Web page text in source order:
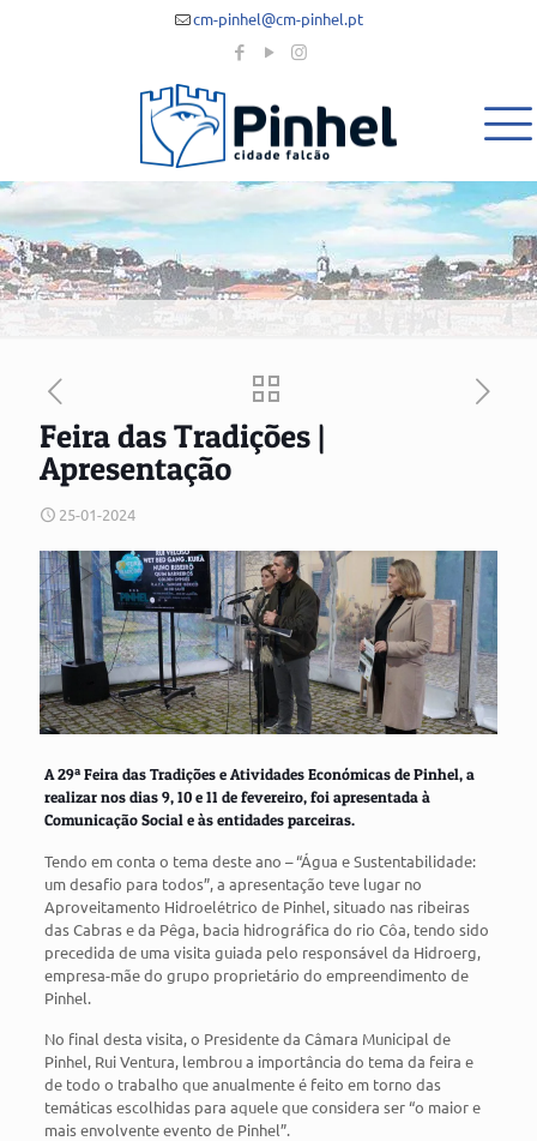
cm-pinhel@cm-pinhel.pt
Feira das Tradições |
Apresentação
25-01-2024
A 29ª Feira das Tradições e Atividades Económicas de Pinhel, a
realizar nos dias 9, 10 e 11 de fevereiro, foi apresentada à
Comunicação Social e às entidades parceiras.
Tendo em conta o tema deste ano – “Água e Sustentabilidade:
um desafio para todos”, a apresentação teve lugar no
Aproveitamento Hidroelétrico de Pinhel, situado nas ribeiras
das Cabras e da Pêga, bacia hidrográfica do rio Côa, tendo sido
precedida de uma visita guiada pelo responsável da Hidroerg,
empresa-mãe do grupo proprietário do empreendimento de
Pinhel.
No final desta visita, o Presidente da Câmara Municipal de
Pinhel, Rui Ventura, lembrou a importância do tema da feira e
de todo o trabalho que anualmente é feito em torno das
temáticas escolhidas para aquele que considera ser “o maior e
mais envolvente evento de Pinhel”.